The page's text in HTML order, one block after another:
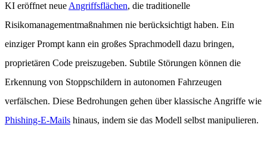
KI eröffnet neueAngriffsflächen, die traditionelle
Risikomanagementmaßnahmen nie berücksichtigt haben. Ein
einziger Prompt kann ein großes Sprachmodell dazu bringen,
proprietären Code preiszugeben. Subtile Störungen können die
Erkennung von Stoppschildern in autonomen Fahrzeugen
verfälschen. Diese Bedrohungen gehen über klassische Angriffe wie
Phishing-E-Mails hinaus, indem sie das Modell selbst manipulieren.